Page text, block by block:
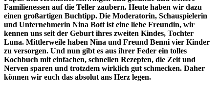
Familienessen auf die Teller zaubern. Heute haben wir dazu
einen großartigen Buchtipp. Die Moderatorin, Schauspielerin
und Unternehmerin Nina Bott ist eine liebe Freundin, wir
kennen uns seit der Geburt ihres zweiten Kindes, Tochter
Luna. Mittlerweile haben Nina und Freund Benni vier Kinder
zu versorgen. Und nun gibt es aus ihrer Feder ein tolles
Kochbuch mit einfachen, schnellen Rezepten, die Zeit und
Nerven sparen und trotzdem wirklich gut schmecken. Daher
können wir euch das absolut ans Herz legen.